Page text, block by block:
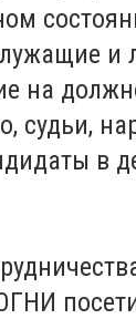
и
на
судьи,
в